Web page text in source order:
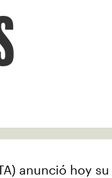
anunció hoy